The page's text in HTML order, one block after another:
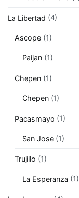
La Libertad (4)
Ascope (1)
Paijan(1)
Chepen (1)
Chepen(1)
Pacasmayo (1)
San Jose(1)
Trujillo (1)
La Esperanza (1)